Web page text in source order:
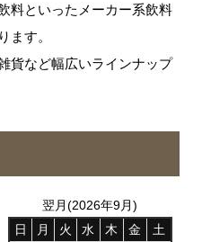
料といったメーカー系飲料
ます。
貨など幅広いラインナップ
翌月(2026年9月)
日
月 火 水 木 金
土